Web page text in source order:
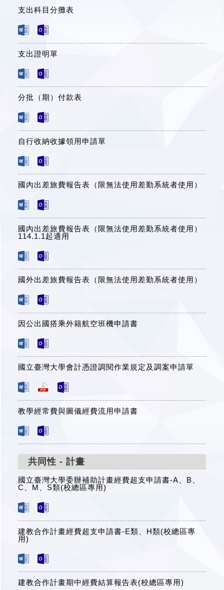
支出科目分攤表
支出證明單
分批（期）付款表
自行收納收據領用申請單
國內出差旅費報告表（限無法使用差勤系統者使用）
國內出差旅費報告表（限無法使用差勤系統者使用）
114.1.1起適用
國外出差旅費報告表（限無法使用差勤系統者使用）
因公出國搭乘外籍航空班機申請書
國立臺灣大學會計憑證調閱作業規定及調案申請單
教學經常費與圖儀經費流用申請書
共同性 - 計畫
國立臺灣大學委辦補助計畫經費超支申請書-A、B、
C、M、S類(校總區專用)
建教合作計畫經費超支申請書-E類、H類(校總區專
用)
建教合作計畫期中經費結算報告表(校總區專用)